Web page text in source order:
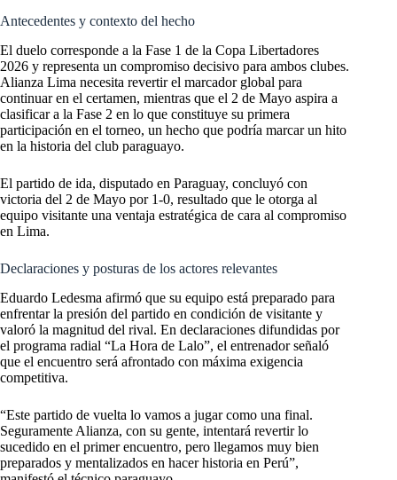
Antecedentes y contexto del hecho
El duelo corresponde a la Fase 1 de la Copa Libertadores
2026 y representa un compromiso decisivo para ambos clubes.
Alianza Lima necesita revertir el marcador global para
continuar en el certamen, mientras que el 2 de Mayo aspira a
clasificar a la Fase 2 en lo que constituye su primera
participación en el torneo, un hecho que podría marcar un hito
en la historia del club paraguayo.
El partido de ida, disputado en Paraguay, concluyó con
victoria del 2 de Mayo por 1-0, resultado que le otorga al
equipo visitante una ventaja estratégica de cara al compromiso
en Lima.
Declaraciones y posturas de los actores relevantes
Eduardo Ledesma afirmó que su equipo está preparado para
enfrentar la presión del partido en condición de visitante y
valoró la magnitud del rival. En declaraciones difundidas por
el programa radial “La Hora de Lalo”, el entrenador señaló
que el encuentro será afrontado con máxima exigencia
competitiva.
“Este partido de vuelta lo vamos a jugar como una final.
Seguramente Alianza, con su gente, intentará revertir lo
sucedido en el primer encuentro, pero llegamos muy bien
preparados y mentalizados en hacer historia en Perú”,